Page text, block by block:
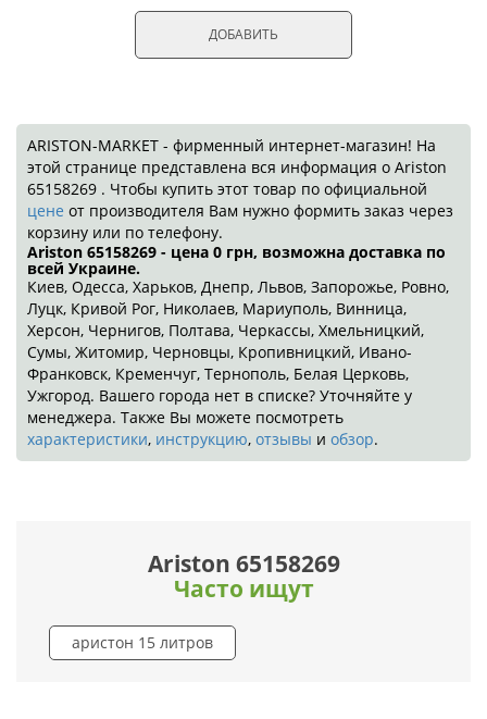
ДОБАВИТЬ
ARISTON-MARKET - фирменный интернет-магазин! На
этой странице представлена вся информация о Ariston
65158269 . Чтобы купить этот товар по официальной
цене от производителя Вам нужно формить заказ через
корзину или по телефону.
Ariston 65158269 - цена 0 грн, возможна доставка по
всей Украине.
Киев, Одесса, Харьков, Днепр, Львов, Запорожье, Ровно,
Луцк, Кривой Рог, Николаев, Мариуполь, Винница,
Херсон, Чернигов, Полтава, Черкассы, Хмельницкий,
Сумы, Житомир, Черновцы, Кропивницкий, Ивано-
Франковск, Кременчуг, Тернополь, Белая Церковь,
Ужгород. Вашего города нет в списке? Уточняйте у
менеджера. Также Вы можете посмотреть
характеристики, инструкцию, отзывы и обзор.
Ariston 65158269
Часто ищут
аристон 15 литров